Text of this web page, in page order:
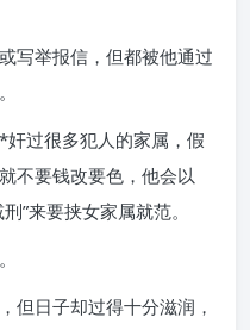
写举报信，但都被他通过
过很多犯人的家属，假
不要钱改要色，他会以
”来要挟女家属就范。
但日子却过得十分滋润，